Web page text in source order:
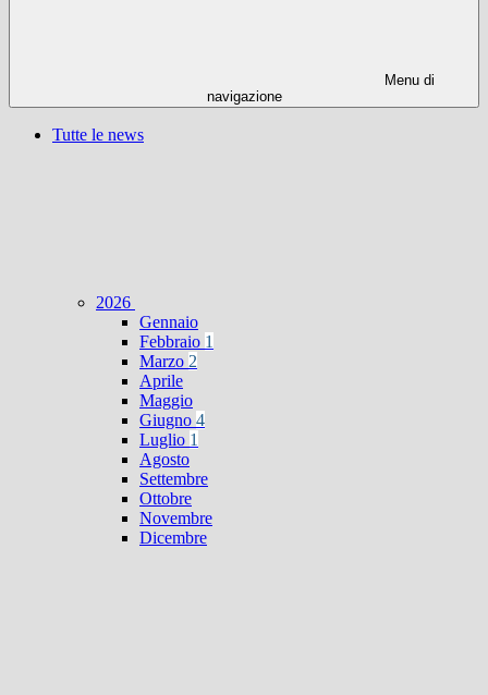
Menu di
navigazione
Tutte le news
2026
Gennaio
Febbraio 1
Marzo 2
Aprile
Maggio
Giugno 4
Luglio 1
Agosto
Settembre
Ottobre
Novembre
Dicembre